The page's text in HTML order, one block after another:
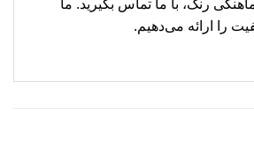
رنگ، با ما تماس بگیرید. ما
را ارائه می‌دهیم.